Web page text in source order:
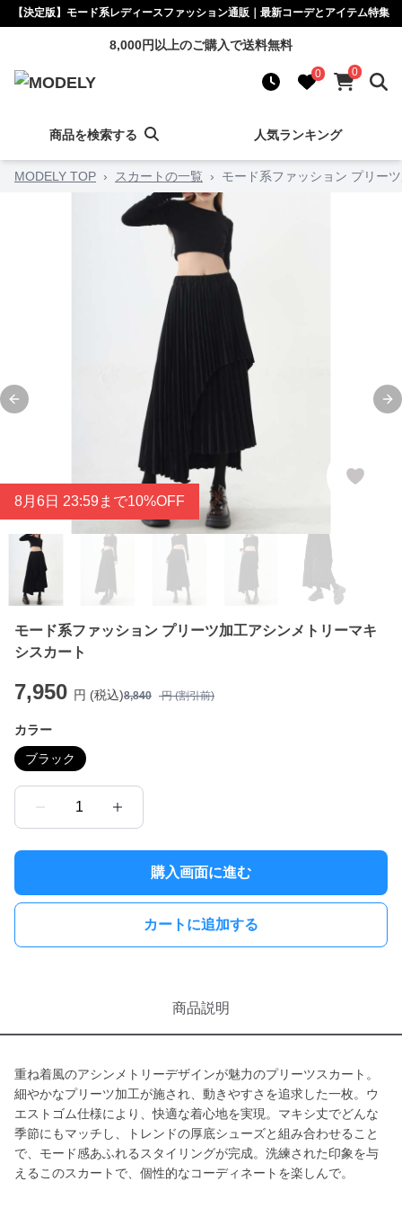
【決定版】モード系レディースファッション通販｜最新コーデとアイテム特集
8,000円以上のご購入で送料無料
0 0
商品を検索する 人気ランキング
MODELY TOP › スカートの一覧 › モード系ファッション プリー
Previous slide
8月 6日 23:59まで10%OFF
モード系ファッション プリーツ加工アシンメトリーマキ
シスカート
7,950 円 (税込)8,840 円 (割引前)
カラー
ブラック
1
購入画面に進む
カートに追加する
商品説明
重ね着風のアシンメトリーデザインが魅力のプリーツスカート。
細やかなプリーツ加工が施され、動きやすさを追求した一枚。ウ
エストゴム仕様により、快適な着心地を実現。マキシ丈でどんな
季節にもマッチし、トレンドの厚底シューズと組み合わせること
で、モード感あふれるスタイリングが完成。洗練された印象を与
えるこのスカートで、個性的なコーディネートを楽しんで。